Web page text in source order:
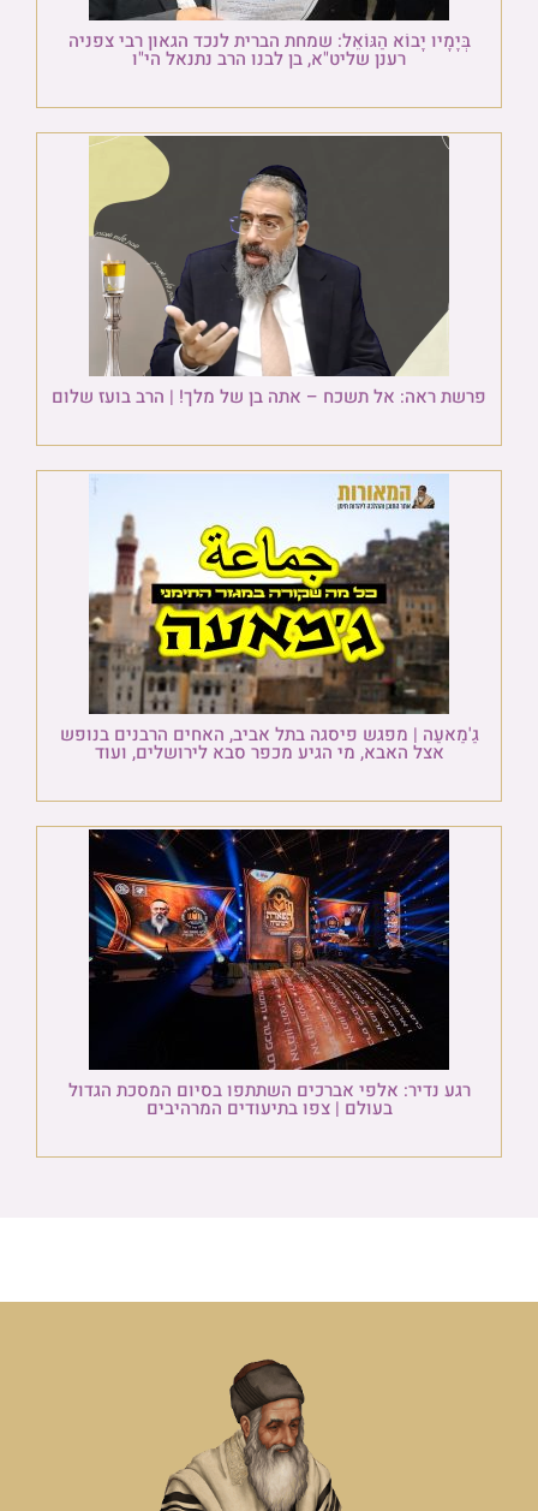
בְּיָמָיו יָבוֹא הַגּוֹאֵל: שמחת הברית לנכד הגאון רבי צפניה
רענן שליט"א, בן לבנו הרב נתנאל הי"ו
פרשת ראה: אל תשכח – אתה בן של מלך! | הרב בועז שלום
גַ'מַאעַה | מפגש פיסגה בתל אביב, האחים הרבנים בנופש
אצל האבא, מי הגיע מכפר סבא לירושלים, ועוד
רגע נדיר: אלפי אברכים השתתפו בסיום המסכת הגדול
בעולם | צפו בתיעודים המרהיבים